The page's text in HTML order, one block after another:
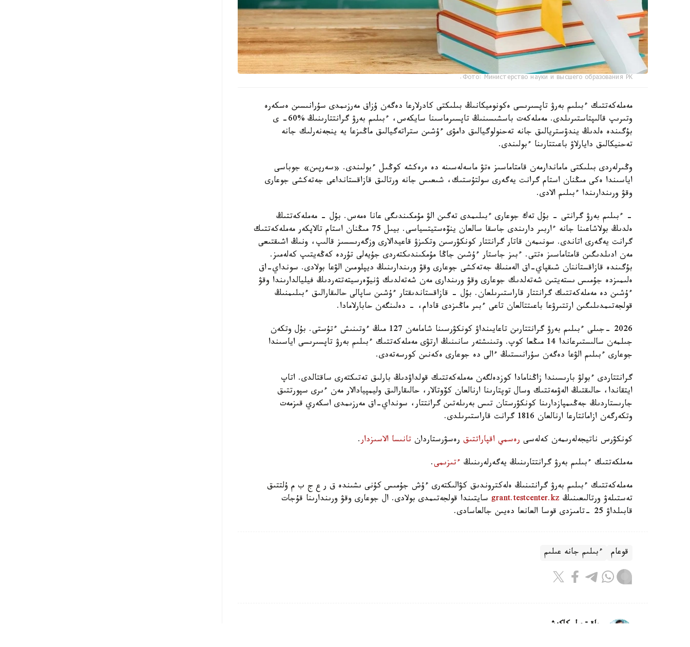
Фото: Министерство науки и высшего образования РК.
مەملەكەتتىك ءبىلىم بەرۋ تاپسىرىسى ەكونوميكانىڭ بىلىكتى كادرلارعا دەگەن ۇزاق مەرزىمدى سۇرانىسىن ەسكەرە
وتىرىپ قالىپتاستىرىلدى. مەملەكەت باسشىسىنىڭ تاپسىرماسىنا سايكەس، ءبىلىم بەرۋ گرانتتارىنىڭ %60- ى
بۇگىندە ەلدىڭ يندۋستريالىق جانە تەحنولوگيالىق دامۋى ءۇشىن ستراتەگيالىق ماڭىزعا يە ينجەنەرلىك جانە
تەحنيكالىق دايارلاۋ باعىتتارىنا ءبولىندى.
وڭىرلەردى بىلىكتى ماماندارمەن قامتاماسىز ەتۋ ماسەلەسىنە دە ەرەكشە كوڭىل ءبولىندى. «سەرپىن» جوباسى
اياسىندا ەكى مىڭنان استام گرانت يەگەرى سولتۇستىك، شىعىس جانە ورتالىق قازاقستانداعى جەتەكشى جوعارى
وقۋ ورىندارىندا ءبىلىم الادى.
- ءبىلىم بەرۋ گرانتى - بۇل تەك جوعارى ءبىلىمدى تەگىن الۋ مۇمكىندىگى عانا ەمەس. بۇل - مەملەكەتتىڭ
ەلدىڭ بولاشاعىنا جانە ءاربىر دارىندى جاسقا سالعان ينۆەستيتسياسى. بيىل 75 مىڭنان استام تالاپكەر مەملەكەتتىك
گرانت يەگەرى اتاندى. سونىمەن قاتار گرانتتار كونكۋرسىن وتكىزۋ قاعيدالارى وزگەرىسسىز قالىپ، ونىڭ اشىقتىعى
مەن ادىلدىگىن قامتاماسىز ەتتى. ءبىز جاستار ءۇشىن جاڭا مۇمكىندىكتەردى جۇيەلى تۇردە كەڭەيتىپ كەلەمىز.
بۇگىندە قازاقستاننان شىقپاي-اق الەمنىڭ جەتەكشى جوعارى وقۋ ورىندارىنىڭ ديپلومىن الۋعا بولادى. سونداي-اق
ەلىمىزدە جۇمىس ىستەيتىن شەتەلدىك جوعارى وقۋ ورىندارى مەن شەتەلدىك ۋنيۆەرسيتەتتەردىڭ فيليالدارىندا وقۋ
ءۇشىن دە مەملەكەتتىك گرانتتار قاراستىرىلعان. بۇل - قازاقستاندىقتار ءۇشىن ساپالى حالىقارالىق ءبىلىمنىڭ
قولجەتىمدىلىگىن ارتتىرۋعا باعىتتالعان تاعى ءبىر ماڭىزدى قادام، - دەلىنگەن حابارلامادا.
2026 -جىلى ءبىلىم بەرۋ گرانتتارىن تاعايىنداۋ كونكۋرسىنا شامامەن 127 مىڭ ءوتىنىش ءتۇستى. بۇل وتكەن
جىلمەن سالىستىرعاندا 14 مىڭعا كوپ. وتىنىشتەر سانىنىڭ ارتۋى مەملەكەتتىك ءبىلىم بەرۋ تاپسىرىسى اياسىندا
جوعارى ءبىلىم الۋعا دەگەن سۇرانىستىڭ ءالى دە جوعارى ەكەنىن كورسەتەدى.
گرانتتاردى ءبولۋ بارىسىندا زاڭنامادا كوزدەلگەن مەملەكەتتىك قولداۋدىڭ بارلىق تەتىكتەرى ساقتالدى. اتاپ
ايتقاندا، حالىقتىڭ الەۋمەتتىك وسال توپتارىنا ارنالعان كۆوتالار، حالىقارالىق وليمپيادالار مەن ءىرى سپورتتىق
جارىستاردىڭ جەڭىمپازدارىنا كونكۋرستان تىس بەرىلەتىن گرانتتار، سونداي-اق مەرزىمدى اسكەري قىزمەت
وتكەرگەن ازاماتتارعا ارنالعان 1816 گرانت قاراستىرىلدى.
كونكۋرس ناتيجەلەرىمەن كەلەسى رەسمي اقپاراتتىق رەسۋرستاردان تانىسا الاسىزدار.
مەملكەتتىك ءبىلىم بەرۋ گرانتتارىنىڭ يەگەرلەرىنىڭ ءتىزىمى.
مەملەكەتتىك ءبىلىم بەرۋ گرانتىنىڭ ەلەكتروندىق كۋالىكتەرى ءۇش جۇمىس كۇنى ىشىندە ق ر ع ج ب م ۇلتتىق
تەستىلەۋ ورتالىعىنىڭ grant.testcenter.kz سايتىندا قولجەتىمدى بولادى. ال جوعارى وقۋ ورىندارىنا قۇجات
قابىلداۋ 25 -تامىزدى قوسا العانعا دەيىن جالعاسادى.
قوعام ءبىلىم جانە عىلىم
باقىتجول كاكەش